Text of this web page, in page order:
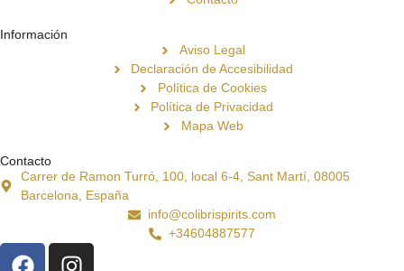
Información
Aviso Legal
Declaración de Accesibilidad
Política de Cookies
Política de Privacidad
Mapa Web
Contacto
Carrer de Ramon Turró, 100, local 6-4, Sant Martí, 08005
Barcelona, España
info@colibrispirits.com
+34604887577